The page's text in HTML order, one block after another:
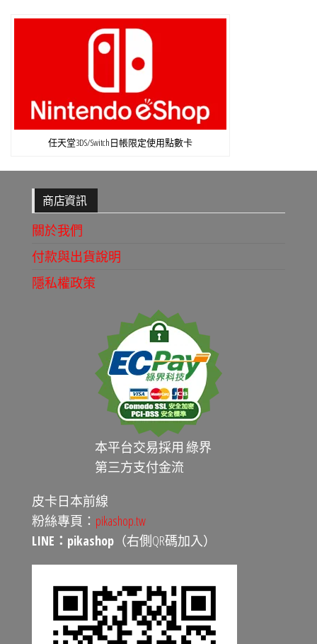
任天堂3DS/Switch日帳限定使用點數卡
商店資訊
關於我們
付款與出貨說明
隱私權政策
本平台交易採用 綠界
第三方支付金流
皮卡日本前線
粉絲專頁： pikashop.tw
LINE：pikashop （右側QR碼加入）